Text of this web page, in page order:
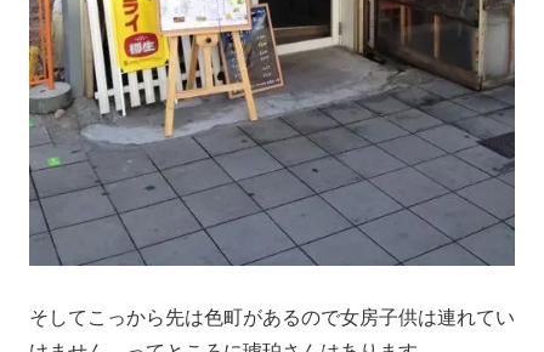
そしてこっから先は色町があるので女房子供は連れてい